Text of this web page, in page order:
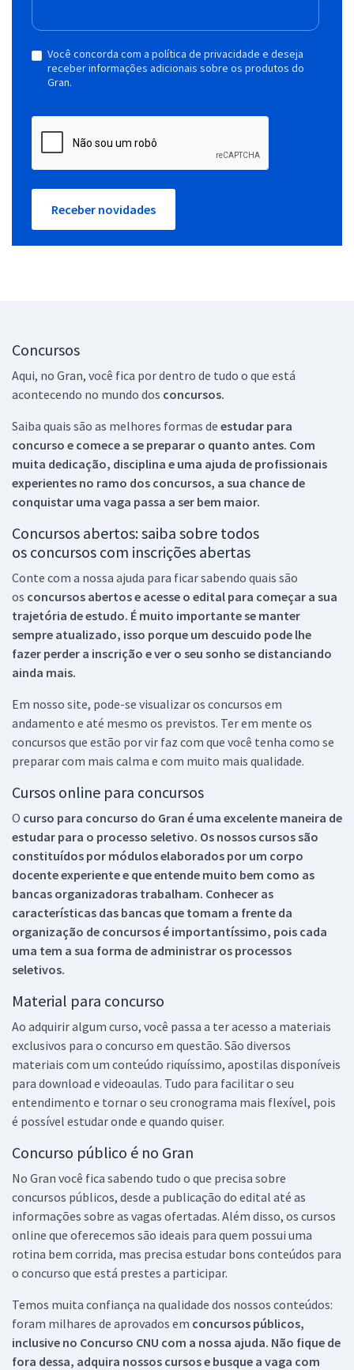
Você concorda com a política de privacidade e deseja
receber informações adicionais sobre os produtos do
Gran.
Receber novidades
Concursos
Aqui, no Gran, você fica por dentro de tudo o que está
acontecendo no mundo dos concursos.
Saiba quais são as melhores formas de estudar para
concurso e comece a se preparar o quanto antes. Com
muita dedicação, disciplina e uma ajuda de profissionais
experientes no ramo dos concursos, a sua chance de
conquistar uma vaga passa a ser bem maior.
Concursos abertos: saiba sobre todos
os concursos com inscrições abertas
Conte com a nossa ajuda para ficar sabendo quais são
os concursos abertos e acesse o edital para começar a sua
trajetória de estudo. É muito importante se manter
sempre atualizado, isso porque um descuido pode lhe
fazer perder a inscrição e ver o seu sonho se distanciando
ainda mais.
Em nosso site, pode-se visualizar os concursos em
andamento e até mesmo os previstos. Ter em mente os
concursos que estão por vir faz com que você tenha como se
preparar com mais calma e com muito mais qualidade.
Cursos online para concursos
O curso para concurso do Gran é uma excelente maneira de
estudar para o processo seletivo. Os nossos cursos são
constituídos por módulos elaborados por um corpo
docente experiente e que entende muito bem como as
bancas organizadoras trabalham. Conhecer as
características das bancas que tomam a frente da
organização de concursos é importantíssimo, pois cada
uma tem a sua forma de administrar os processos
seletivos.
Material para concurso
Ao adquirir algum curso, você passa a ter acesso a materiais
exclusivos para o concurso em questão. São diversos
materiais com um conteúdo riquíssimo, apostilas disponíveis
para download e videoaulas. Tudo para facilitar o seu
entendimento e tornar o seu cronograma mais flexível, pois
é possível estudar onde e quando quiser.
Concurso público é no Gran
No Gran você fica sabendo tudo o que precisa sobre
concursos públicos, desde a publicação do edital até as
informações sobre as vagas ofertadas. Além disso, os cursos
online que oferecemos são ideais para quem possui uma
rotina bem corrida, mas precisa estudar bons conteúdos para
o concurso que está prestes a participar.
Temos muita confiança na qualidade dos nossos conteúdos:
foram milhares de aprovados em concursos públicos,
inclusive no Concurso CNU com a nossa ajuda. Não fique de
fora dessa, adquira nossos cursos e busque a vaga com